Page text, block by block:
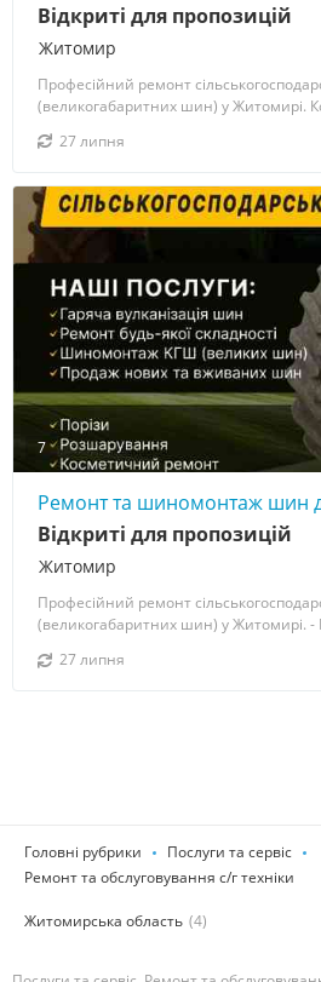
Житомир
Відкриті для пропозицій
Професійний ремонт
(великогабаритних шин) у Житомирі.
27 липня
7
Ремонт та шиномонтаж шин
Житомир
Відкриті для пропозицій
Професійний ремонт
(великогабаритних шин) у Житомирі. -
27 липня
Головні рубрики
Послуги та сервіс
Ремонт та обслуговування с/г техніки
Житомирська область (4)